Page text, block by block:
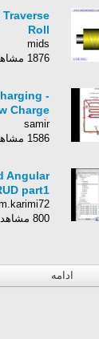
Roll
mids
1876 مشاهده
-
Charge
samir
1586 مشاهده
Angular
part1
800 مشاهده
ادامه